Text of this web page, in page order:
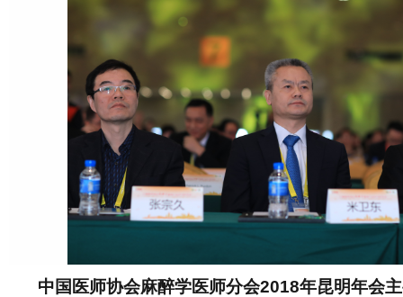
中国医师协会麻醉学医师分会2018年昆明年会